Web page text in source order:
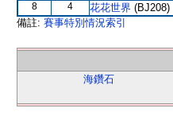
8 4 花花世界 (BJ208)
備註: 賽事特別情況索引
海鑽石